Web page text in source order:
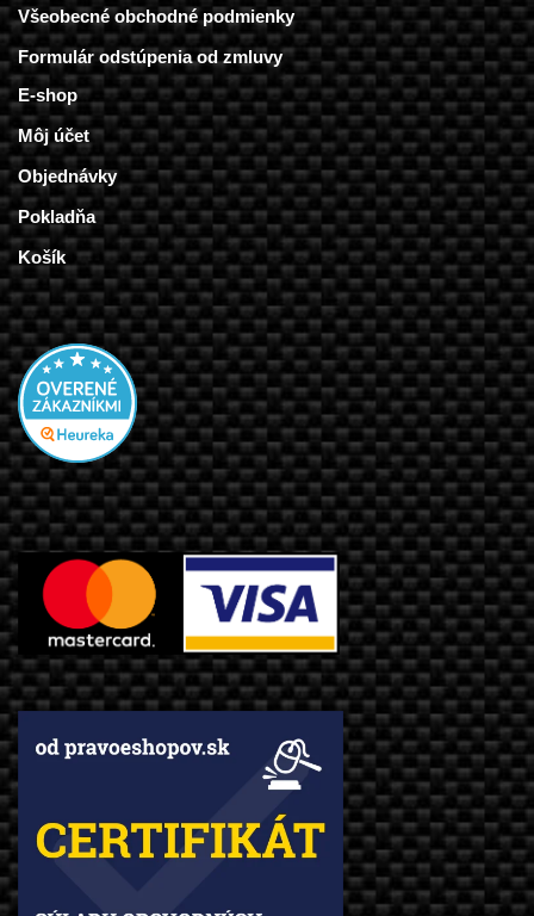
Všeobecné obchodné podmienky
Formulár odstúpenia od zmluvy
E-shop
Môj účet
Objednávky
Pokladňa
Košík